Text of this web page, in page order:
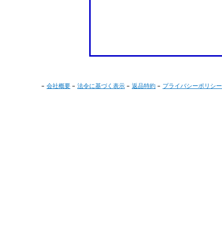
会社概要 法令に基づく表示 返品特約 プライバシーポリシー